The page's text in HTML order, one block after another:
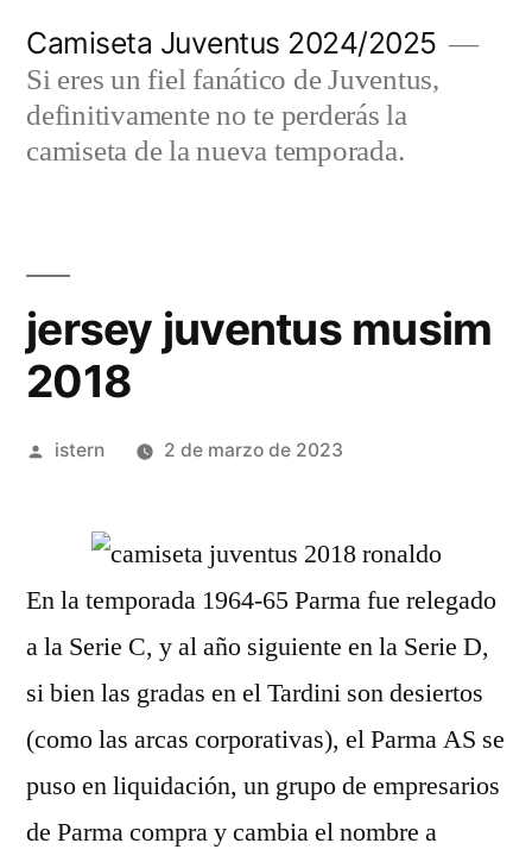
contenido
Camiseta Juventus 2024/2025
Si eres un fiel fanático de Juventus,
definitivamente no te perderás la
camiseta de la nueva temporada.
jersey juventus musim
2018
Publicado
istern 2 de marzo de 2023
En la temporada 1964-65 Parma fue relegado
a la Serie C, y al año siguiente en la Serie D,
si bien las gradas en el Tardini son desiertos
(como las arcas corporativas), el Parma AS se
puso en liquidación, un grupo de empresarios
de Parma compra y cambia el nombre a